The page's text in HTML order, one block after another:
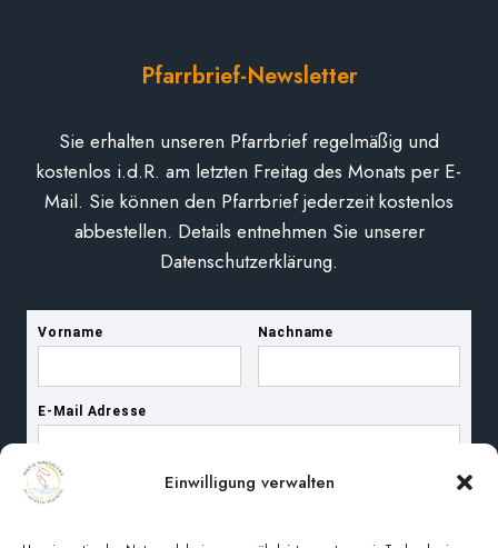
Einwilligung verwalten
Pfarrbrief-Newsletter
Sie erhalten unseren Pfarrbrief regelmäßig und
kostenlos i.d.R. am letzten Freitag des Monats per E-
Mail. Sie können den Pfarrbrief jederzeit kostenlos
abbestellen. Details entnehmen Sie unserer
Datenschutzerklärung.